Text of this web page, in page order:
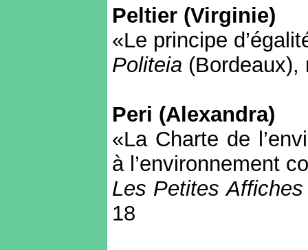
Peltier (Virginie)
«Le principe
Politeia (Bordeaux),
Peri (Alexandra)
«La Charte de
à l’environnement
Les Petites Affiches
18